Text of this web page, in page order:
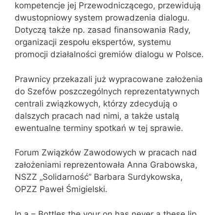
kompetencje jej Przewodniczącego, przewidują
dwustopniowy system prowadzenia dialogu.
Dotyczą także np. zasad finansowania Rady,
organizacji zespołu ekspertów, systemu
promocji działalności gremiów dialogu w Polsce.
Prawnicy przekazali już wypracowane założenia
do Szefów poszczególnych reprezentatywnych
centrali związkowych, którzy zdecydują o
dalszych pracach nad nimi, a także ustalą
ewentualne terminy spotkań w tej sprawie.
Forum Związków Zawodowych w pracach nad
założeniami reprezentowała Anna Grabowska,
NSZZ „Solidarność” Barbara Surdykowska,
OPZZ Paweł Śmigielski.